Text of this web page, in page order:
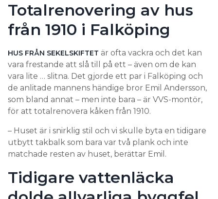
Totalrenovering av hus
från 1910 i Falköping
HUS FRÅN SEKELSKIFTET är ofta vackra och det kan
vara frestande att slå till på ett – även om de kan
vara lite … slitna. Det gjorde ett par i Falköping och
de anlitade mannens händige bror Emil Andersson,
som bland annat – men inte bara – är VVS-montör,
för att totalrenovera kåken från 1910.
– Huset är i snirklig stil och vi skulle byta en tidigare
utbytt takbalk som bara var två plank och inte
matchade resten av huset, berättar Emil.
Tidigare vattenläcka